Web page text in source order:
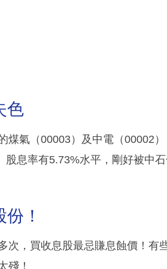
色
煤氣（00003）及中電（00002
股息率有5.73%水平，剛好被中
！
次，買收息股最忌賺息蝕價！有
殘！